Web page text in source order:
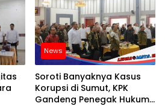
News
Soroti Banyaknya Kasus
Korupsi di Sumut, KPK
Gandeng Penegak Hukum